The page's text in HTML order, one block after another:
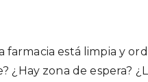
farmacia está limpia y
¿Hay zona de espera?